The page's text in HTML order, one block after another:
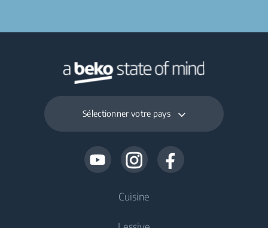
Sélectionner votre pays
Cuisine